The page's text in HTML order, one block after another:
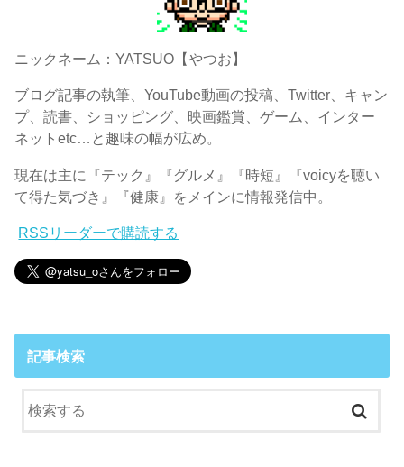
ニックネーム：YATSUO【やつお】
ブログ記事の執筆、YouTube動画の投稿、Twitter、キャン
プ、読書、ショッピング、映画鑑賞、ゲーム、インター
ネットetc…と趣味の幅が広め。
現在は主に『テック』『グルメ』『時短』『voicyを聴い
て得た気づき』『健康』をメインに情報発信中。
RSSリーダーで購読する
記事検索